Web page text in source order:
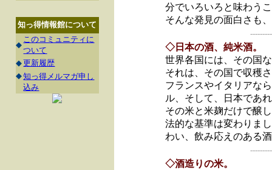
知っ得情報館について
◆
このコミュニティに
ついて
◆更新履歴
◆知っ得メルマガ申し
込み
分でいろいろと味わう
そんな発見の面白さも
◇日本の酒、純米酒。
世界各国には、その国
それは、その国で収穫
フランスやイタリアな
ル、そして、日本であ
その米と米麹だけで醸
法的な基準は変わりま
わい、飲み応えのある
◇酒造りの米。